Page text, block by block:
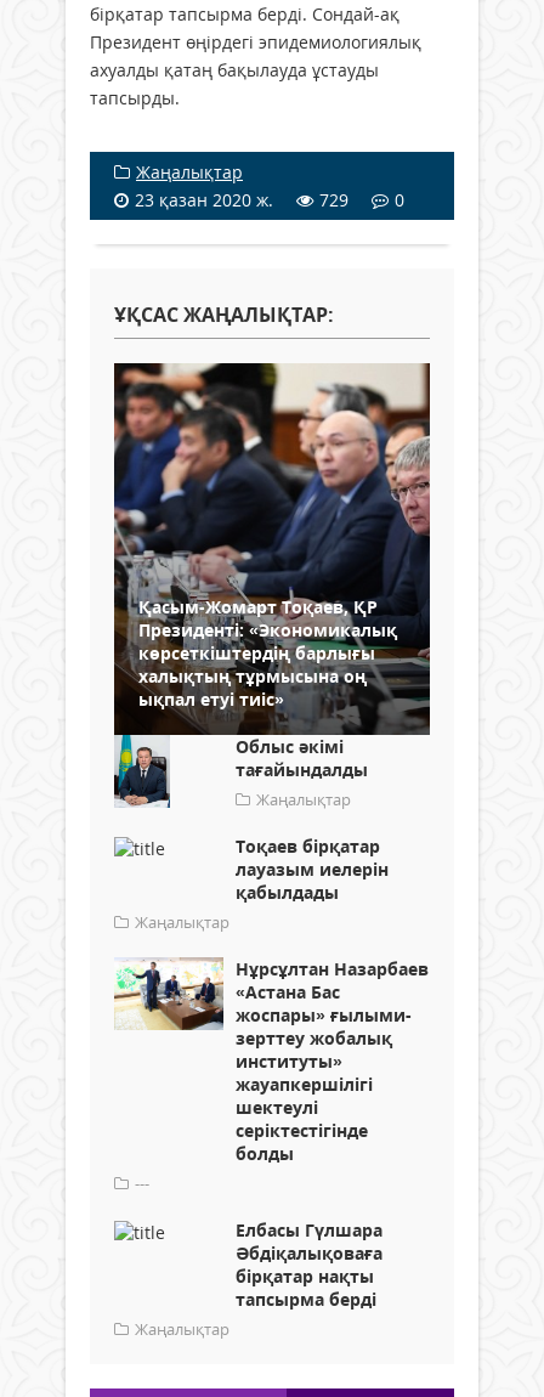
бірқатар тапсырма берді. Сондай-ақ
Президент өңірдегі эпидемиологиялық
ахуалды қатаң бақылауда ұстауды
тапсырды.
Жаңалықтар
23 қазан 2020 ж.
729 0
ҰҚСАС ЖАҢАЛЫҚТАР:
Қасым-Жомарт Тоқаев, ҚР
Президенті: «Экономикалық
көрсеткіштердің барлығы
халықтың тұрмысына оң
ықпал етуі тиіс»
Облыс әкімі
тағайындалды
Жаңалықтар
Тоқаев бірқатар
лауазым иелерін
қабылдады
Жаңалықтар
Нұрсұлтан Назарбаев
«Астана Бас
жоспары» ғылыми-
зерттеу жобалық
институты»
жауапкершілігі
шектеулі
серіктестігінде
болды
---
Елбасы Гүлшара
Әбдіқалықоваға
бірқатар нақты
тапсырма берді
Жаңалықтар